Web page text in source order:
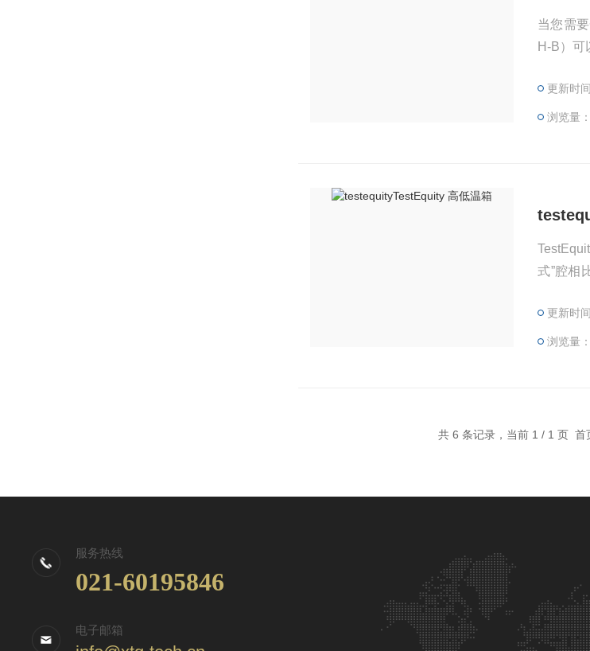
当您需
H-B）
稳定性
更新时
浏览量
式”腔相
侧打开
2时冷却
更新时
浏览量
共 6 条记录，当前 1 / 1 页
服务热线
021-60195846
电子邮箱